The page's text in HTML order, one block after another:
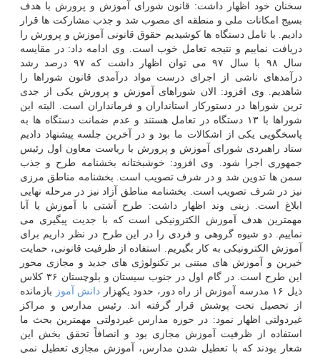
سخنان خود اظهار داشت: قانون شورای آموزش و پرورش با هدف
بسیج امکانات ملی و منطقه ای مصوب شد و جذب مشارکت ها قرار
دادیم. با تامل دستگاه ها کوشیدیم حقوق قانونی آموزش و پرورش را
دریافت نماییم و نتیجه تعامل خوب است. وی ادامه داد: در مقایسه
سال ۹۸ با سال ۹۷ می توان اظهار داشت که ۹۷ درصد رشد
درآمدهای ناشی از اجرای درست مواد درآمدی قانون شوراها را
شاهدیم. وی افزود: الان شوراهای آموزش و پرورش یکی از جدی
ترین شوراها در دستورکار استانداران و فرمانداران است. البته این
شوراها با ۱۳ دستگاه در تعامل هستند و عدم ضمانت دستگاه ها به
پاسخگویی یکی از اشکالات ما بود و در آخرین جلسه پیشنهاد دادیم
ستاد راهبردی شورای آموزش و پرورش با ریاست معاون اول رئیس
جمهوری اجرا شود. وی افزود: خوشبختانه بخشنامه طرح و جذب
سمن ها تدوین شد و در شرف تصویب است. بخشنامه مناطق مرزی
نیز در شرف تصویب است. بخشنامه مناطق آزاد نیز در مرحله نهایی
ابلاغ است. زینی وند اظهار داشت: طرح آشتی با آموزش یا آبا
مهمترین هدف آموزش الکترونیکی است که با جدیت پیگیری می
نماییم. دو شیوه گروهی و فردی را در این طرح در نظر داریم برای
آموزش الکترونیکی به کار بگیریم. استفاده از ظرفیت قانونی، حمایت
خیرین و آموزش های مبتنی بر تکنولوژی های جدید و مجازی محور
این طرح است. در گام اول در جنوب سیستان و بلوچستان ۳۶ کلاس
ذیل ۱۶ مدرسه آموزش از راه دور، حدود یکهزار
دانش آموز
بازمانده
از تحصیل تحت پوشش قرار گرفته اند. رئیس مدارس و مراکز
غیردولتی اظهار نمود: در حوزه مدارس غیردولتی مهمترین بحث ما
استفاده از ظرفیت آموزش مجازی بود و انصافاً تحقق بخش این
شعار بودند که با تعطیل شدن مدارس، آموزش مجازی تعطیل نمی